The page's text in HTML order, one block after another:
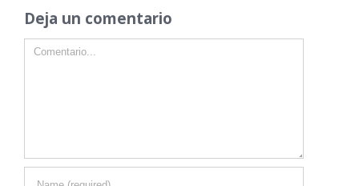
Deja un comentario